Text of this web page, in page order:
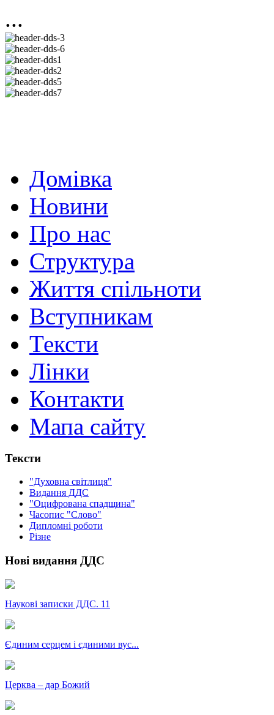
...
Домівка
Новини
Про нас
Структура
Життя спільноти
Вступникам
Тексти
Лінки
Контакти
Мапа сайту
Тексти
"Духовна світлиця"
Видання ДДС
"Оцифрована спадщина"
Часопис "Слово"
Дипломні роботи
Різне
Нові видання ДДС
Наукові записки ДДС. 11
Єдиним серцем і єдиними вус...
Церква – дар Божий